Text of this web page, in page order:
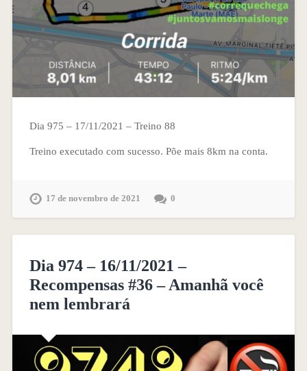
Dia 975 – 17/11/2021 – Treino 88
Treino executado com sucesso. Põe mais 8km na conta.
17 de novembro de 2021 0
Dia 974 – 16/11/2021 –
Recompensas #36 – Amanhã você
nem lembrará